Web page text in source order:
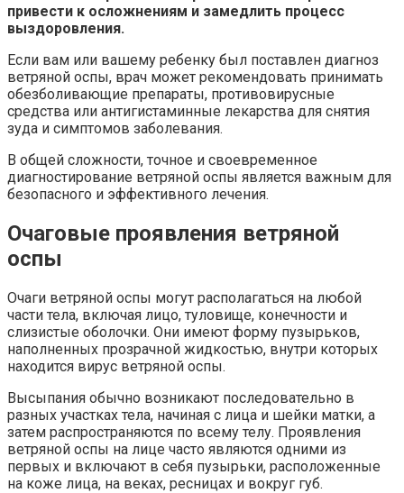
привести к осложнениям и замедлить процесс
выздоровления.
Если вам или вашему ребенку был поставлен диагноз
ветряной оспы, врач может рекомендовать принимать
обезболивающие препараты, противовирусные
средства или антигистаминные лекарства для снятия
зуда и симптомов заболевания.
В общей сложности, точное и своевременное
диагностирование ветряной оспы является важным для
безопасного и эффективного лечения.
Очаговые проявления ветряной
оспы
Очаги ветряной оспы могут располагаться на любой
части тела, включая лицо, туловище, конечности и
слизистые оболочки. Они имеют форму пузырьков,
наполненных прозрачной жидкостью, внутри которых
находится вирус ветряной оспы.
Высыпания обычно возникают последовательно в
разных участках тела, начиная с лица и шейки матки, а
затем распространяются по всему телу. Проявления
ветряной оспы на лице часто являются одними из
первых и включают в себя пузырьки, расположенные
на коже лица, на веках, ресницах и вокруг губ.